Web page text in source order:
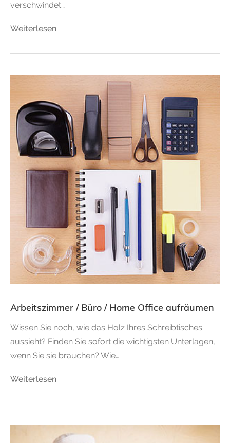
verschwindet…
Weiterlesen
Arbeitszimmer / Büro / Home Office aufräumen
Wissen Sie noch, wie das Holz Ihres Schreibtisches
aussieht? Finden Sie sofort die wichtigsten Unterlagen,
wenn Sie sie brauchen? Wie…
Weiterlesen